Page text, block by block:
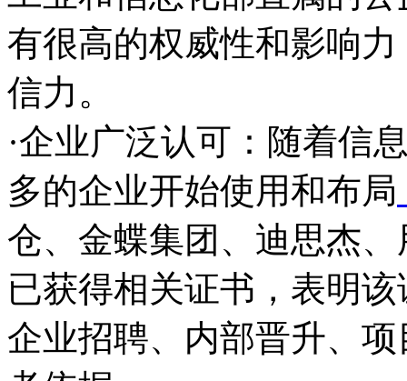
有很高的权威性和影响
信力。
·企业广泛认可：随着信
多的企业开始使用和布局
仓、金蝶集团、迪思杰
已获得相关证书，表明
企业招聘、内部晋升、